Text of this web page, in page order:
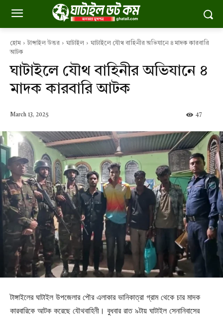
হোম টাঙ্গাইল উত্তর ঘাটাইল
ঘাটাইলে যৌথ বাহিনীর অভিযানে ৪ মাদক কারবারি
আটক
ঘাটাইলে যৌথ বাহিনীর অভিযানে ৪
মাদক কারবারি আটক
March 13, 2025 47
টাঙ্গাইলের ঘাটাইল উপজেলার পৌর এলাকার ভানিকাত্রা গ্রাম থেকে চার মাদক
কারবারিকে আটক করেছে যৌথবাহিনী। বুধবার রাত ৯টায় ঘাটাইল সেনানিবাসের